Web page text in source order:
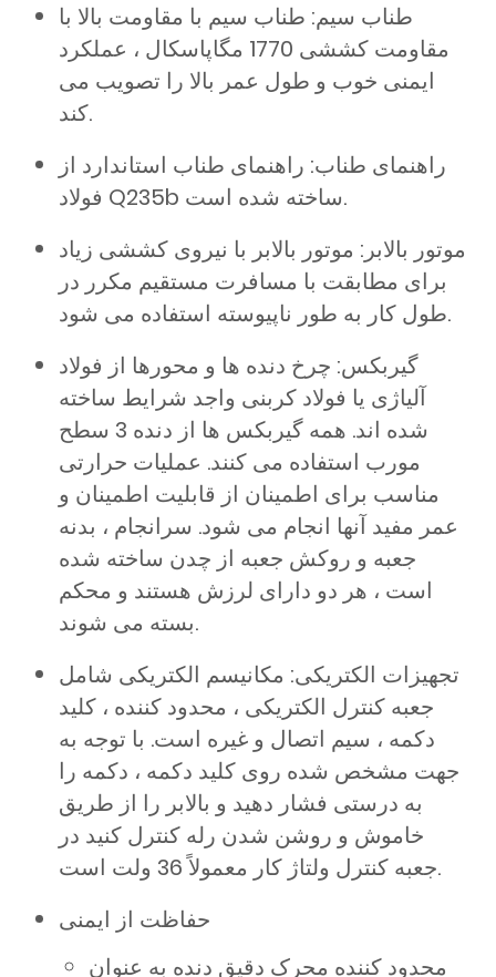
طناب سیم: طناب سیم با مقاومت بالا با
مقاومت کششی 1770 مگاپاسکال ، عملکرد
ایمنی خوب و طول عمر بالا را تصویب می
کند.
راهنمای طناب: راهنمای طناب استاندارد از
فولاد Q235b ساخته شده است.
موتور بالابر: موتور بالابر با نیروی کششی زیاد
برای مطابقت با مسافرت مستقیم مکرر در
طول کار به طور ناپیوسته استفاده می شود.
گیربکس: چرخ دنده ها و محورها از فولاد
آلیاژی یا فولاد کربنی واجد شرایط ساخته
شده اند. همه گیربکس ها از دنده 3 سطح
مورب استفاده می کنند. عملیات حرارتی
مناسب برای اطمینان از قابلیت اطمینان و
عمر مفید آنها انجام می شود. سرانجام ، بدنه
جعبه و روکش جعبه از چدن ساخته شده
است ، هر دو دارای لرزش هستند و محکم
بسته می شوند.
تجهیزات الکتریکی: مکانیسم الکتریکی شامل
جعبه کنترل الکتریکی ، محدود کننده ، کلید
دکمه ، سیم اتصال و غیره است. با توجه به
جهت مشخص شده روی کلید دکمه ، دکمه را
به درستی فشار دهید و بالابر را از طریق
خاموش و روشن شدن رله کنترل کنید در
جعبه کنترل ولتاژ کار معمولاً 36 ولت است.
حفاظت از ایمنی
محدود کننده محرک دقیق دنده به عنوان